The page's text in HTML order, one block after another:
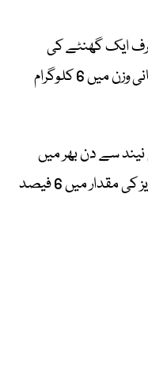
ایک گھنٹے کی
اضافی نیند سے ایک سال میں جسمانی وزن میں 6 کلوگرام
سے دن بھر میں
جسم کا حصہ بننے والی غذائی کیلوریز کی مقدار میں 6 فیصد